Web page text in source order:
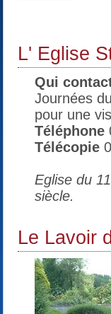
L' Eglise
Qui
Journées
pour une
Téléphone
Télécopie
Eglise du
siècle.
Le Lavoir